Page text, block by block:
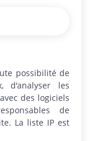
possibilité de
d'analyser les
des logiciels
de
La liste IP est